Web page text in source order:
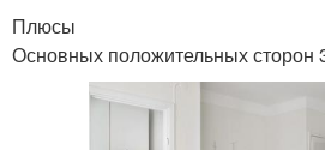
Плюсы
Основных положительных сторон